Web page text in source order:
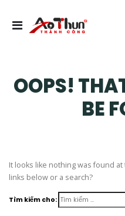
OOPS!
BE
It looks like nothing was found
links below or a search?
Tìm kiếm cho: